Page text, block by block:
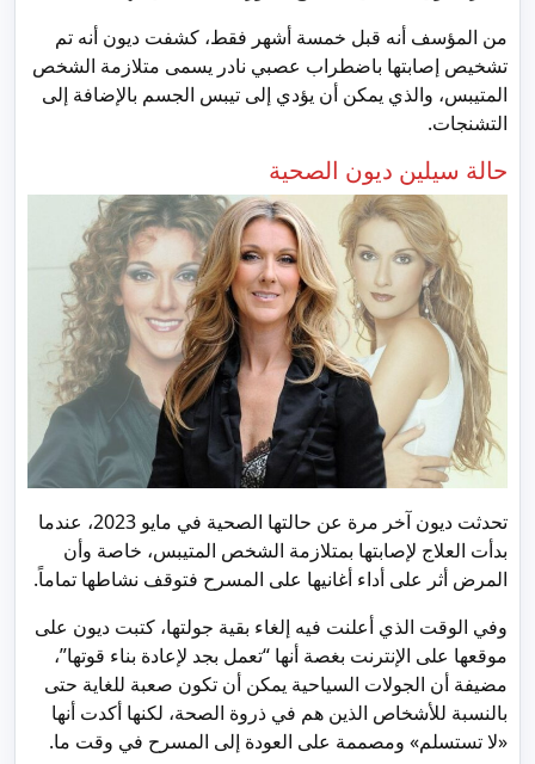
من المؤسف أنه قبل خمسة أشهر فقط، كشفت ديون أنه تم
تشخيص إصابتها باضطراب عصبي نادر يسمى متلازمة الشخص
المتيبس، والذي يمكن أن يؤدي إلى تيبس الجسم بالإضافة إلى
التشنجات.
حالة سيلين ديون الصحية
تحدثت ديون آخر مرة عن حالتها الصحية في مايو 2023، عندما
بدأت العلاج لإصابتها بمتلازمة الشخص المتيبس، خاصة وأن
المرض أثر على أداء أغانيها على المسرح فتوقف نشاطها تماماً.
وفي الوقت الذي أعلنت فيه إلغاء بقية جولتها، كتبت ديون على
موقعها على الإنترنت بغصة أنها “تعمل بجد لإعادة بناء قوتها”،
مضيفة أن الجولات السياحية يمكن أن تكون صعبة للغاية حتى
بالنسبة للأشخاص الذين هم في ذروة الصحة، لكنها أكدت أنها
«لا تستسلم» ومصممة على العودة إلى المسرح في وقت ما.